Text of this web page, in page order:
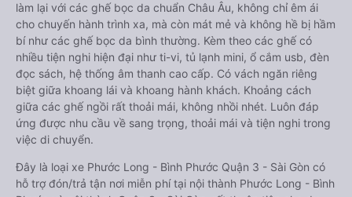
làm lại với các ghế bọc da chuẩn Châu Âu, không chỉ êm ái
cho chuyến hành trình xa, mà còn mát mẻ và không hề bị hầm
bí như các ghế bọc da bình thường. Kèm theo các ghế có
nhiều tiện nghi hiện đại như ti-vi, tủ lạnh mini, ổ cắm usb, đèn
đọc sách, hệ thống âm thanh cao cấp. Có vách ngăn riêng
biệt giữa khoang lái và khoang hành khách. Khoảng cách
giữa các ghế ngồi rất thoải mái, không nhồi nhét. Luôn đáp
ứng được nhu cầu về sang trọng, thoải mái và tiện nghi trong
việc di chuyển.
Đây là loại xe Phước Long - Bình Phước Quận 3 - Sài Gòn có
hỗ trợ đón/trả tận nơi miễn phí tại nội thành Phước Long - Bình